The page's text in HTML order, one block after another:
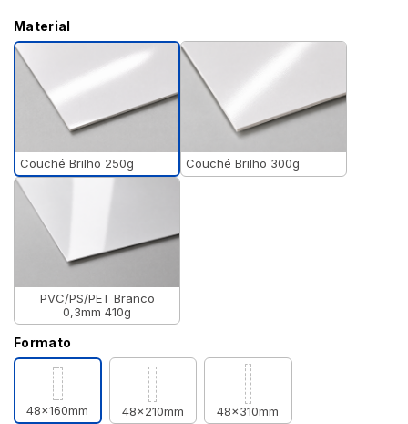
Material
Couché Brilho 250g Couché Brilho 300g
PVC/PS/PET Branco
0,3mm 410g
Formato
48x160mm 48x210mm 48x310mm